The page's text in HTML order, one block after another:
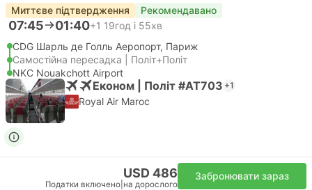
Миттєве підтвердження Рекомендавано
07:45 01:40+1 19год і 55хв
CDG Шарль де Голль Аеропорт, Париж
Самостійна пересадка | Політ+Політ
NKC Nouakchott Airport
Економ | Політ #AT703 +1
Royal Air Maroc
USD 486
Податки включено на дорослого
Забронювати зараз